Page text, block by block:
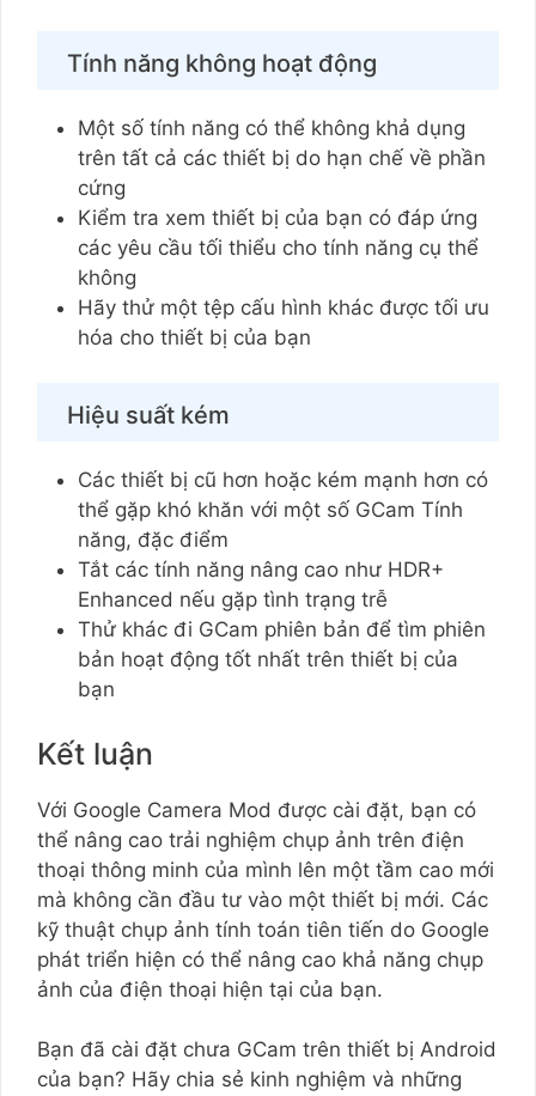
Tính năng không hoạt động
Một số tính năng có thể không khả dụng
trên tất cả các thiết bị do hạn chế về phần
cứng
Kiểm tra xem thiết bị của bạn có đáp ứng
các yêu cầu tối thiểu cho tính năng cụ thể
không
Hãy thử một tệp cấu hình khác được tối ưu
hóa cho thiết bị của bạn
Hiệu suất kém
Các thiết bị cũ hơn hoặc kém mạnh hơn có
thể gặp khó khăn với một số GCam Tính
năng, đặc điểm
Tắt các tính năng nâng cao như HDR+
Enhanced nếu gặp tình trạng trễ
Thử khác đi GCam phiên bản để tìm phiên
bản hoạt động tốt nhất trên thiết bị của
bạn
Kết luận
Với Google Camera Mod được cài đặt, bạn có
thể nâng cao trải nghiệm chụp ảnh trên điện
thoại thông minh của mình lên một tầm cao mới
mà không cần đầu tư vào một thiết bị mới. Các
kỹ thuật chụp ảnh tính toán tiên tiến do Google
phát triển hiện có thể nâng cao khả năng chụp
ảnh của điện thoại hiện tại của bạn.
Bạn đã cài đặt chưa GCam trên thiết bị Android
của bạn? Hãy chia sẻ kinh nghiệm và những